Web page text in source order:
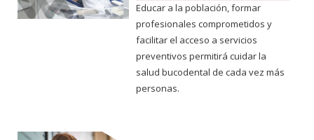
Educar a la población, formar
profesionales comprometidos y
facilitar el acceso a servicios
preventivos permitirá cuidar la
salud bucodental de cada vez más
personas.